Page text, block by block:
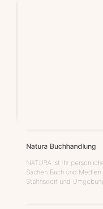
Natu­ra Buchhandlung
NATURA ist Ihr
Sachen Buch und
Stahnsdorf und